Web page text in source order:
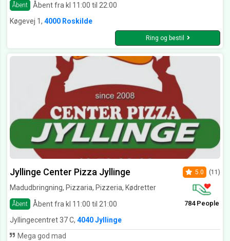
Åbent
Åbent fra kl 11:00 til 22:00
Køgevej 1, 4000 Roskilde
Ring og bestil
Jyllinge Center Pizza Jyllinge
Madudbringning, Pizzaria, Pizzeria, Kødretter
Åbent Åbent fra kl 11:00 til 21:00
5.0 (11)
784 People
Jyllingecentret 37 C, 4040 Jyllinge
Mega god mad